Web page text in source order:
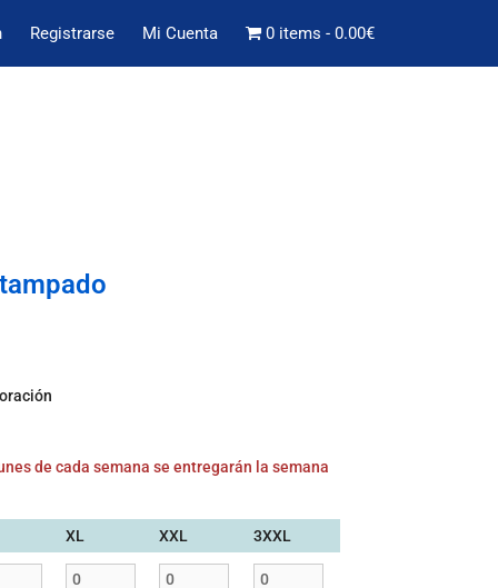
Registrarse Mi Cuenta 0 items 0.00€
de cada semana se entregarán la semana
XL XXL 3XXL